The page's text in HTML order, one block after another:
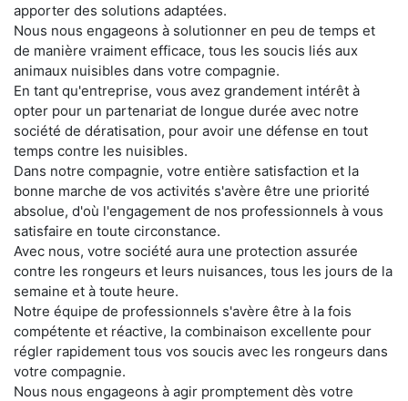
apporter des solutions adaptées.
Nous nous engageons à solutionner en peu de temps et
de manière vraiment efficace, tous les soucis liés aux
animaux nuisibles dans votre compagnie.
En tant qu'entreprise, vous avez grandement intérêt à
opter pour un partenariat de longue durée avec notre
société de dératisation, pour avoir une défense en tout
temps contre les nuisibles.
Dans notre compagnie, votre entière satisfaction et la
bonne marche de vos activités s'avère être une priorité
absolue, d'où l'engagement de nos professionnels à vous
satisfaire en toute circonstance.
Avec nous, votre société aura une protection assurée
contre les rongeurs et leurs nuisances, tous les jours de la
semaine et à toute heure.
Notre équipe de professionnels s'avère être à la fois
compétente et réactive, la combinaison excellente pour
régler rapidement tous vos soucis avec les rongeurs dans
votre compagnie.
Nous nous engageons à agir promptement dès votre